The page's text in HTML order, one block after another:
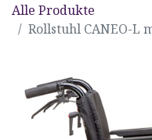
Alle Produkte
Rollstuhl CANEO-L